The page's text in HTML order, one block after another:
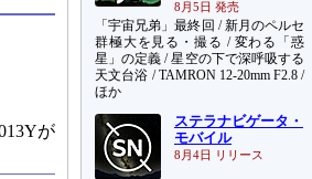
が
8月5日 発売
「宇宙兄弟」最終回 / 新月のペルセ
群極大を見る・撮る / 変わる「惑
星」の定義 / 星空の下で深呼吸する
天文台浴 / TAMRON 12-20mm F2.8 /
ほか
ステラナビゲータ・
モバイル
8月4日 リリース